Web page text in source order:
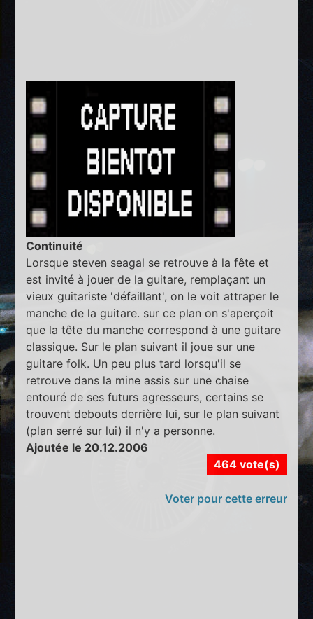
Continuité
Lorsque steven seagal se retrouve à la fête et
est invité à jouer de la guitare, remplaçant un
vieux guitariste 'défaillant', on le voit attraper le
manche de la guitare. sur ce plan on s'aperçoit
que la tête du manche correspond à une guitare
classique. Sur le plan suivant il joue sur une
guitare folk. Un peu plus tard lorsqu'il se
retrouve dans la mine assis sur une chaise
entouré de ses futurs agresseurs, certains se
trouvent debouts derrière lui, sur le plan suivant
(plan serré sur lui) il n'y a personne.
Ajoutée le 20.12.2006
464 vote(s)
Voter pour cette erreur